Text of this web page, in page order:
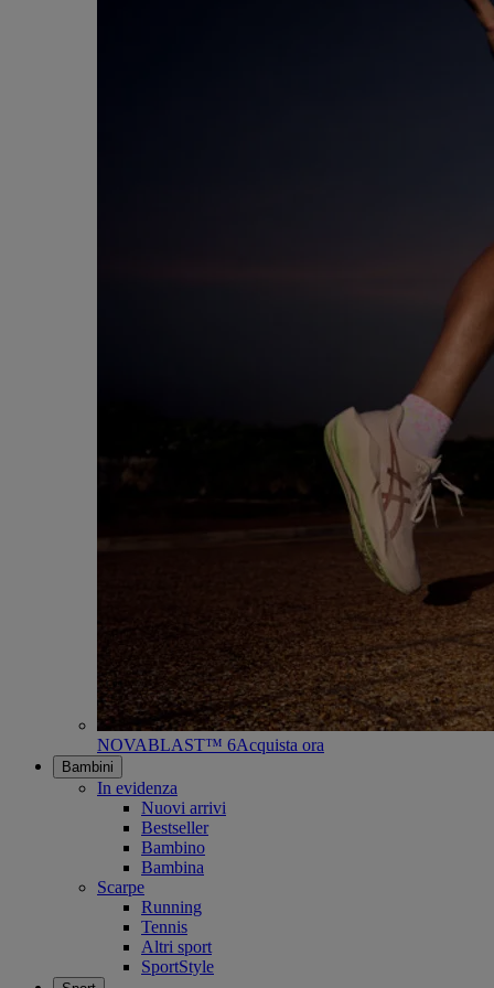
NOVABLAST™ 6Acquista ora
Bambini
In evidenza
Nuovi arrivi
Bestseller
Bambino
Bambina
Scarpe
Running
Tennis
Altri sport
SportStyle